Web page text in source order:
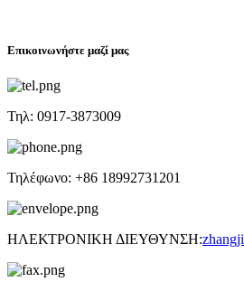
Επικοινωνήστε μαζί μας
Τηλ: 0917-3873009
Τηλέφωνο: +86 18992731201
ΗΛΕΚΤΡΟΝΙΚΗ ΔΙΕΥΘΥΝΣΗ: